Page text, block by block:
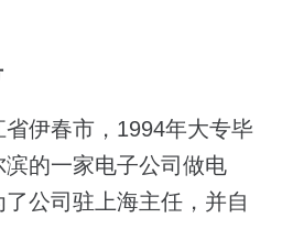
伊春市，1994年大专毕
的一家电子公司做电
公司驻上海主任，并自